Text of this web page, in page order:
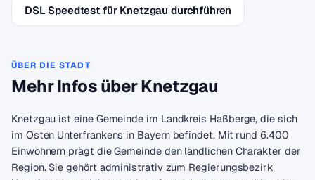
DSL Speedtest für Knetzgau durchführen
ÜBER DIE STADT
Mehr Infos über Knetzgau
Knetzgau ist eine Gemeinde im Landkreis Haßberge, die sich
im Osten Unterfrankens in Bayern befindet. Mit rund 6.400
Einwohnern prägt die Gemeinde den ländlichen Charakter der
Region. Sie gehört administrativ zum Regierungsbezirk